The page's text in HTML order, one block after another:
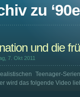
zu ‘
und die
7. Okt 2011
Teenager-
wird das folgende Video